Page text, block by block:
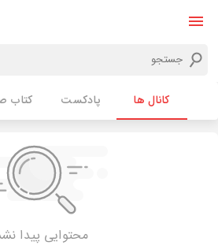
کانال ها پادکست کتاب
محتوایی پیدا